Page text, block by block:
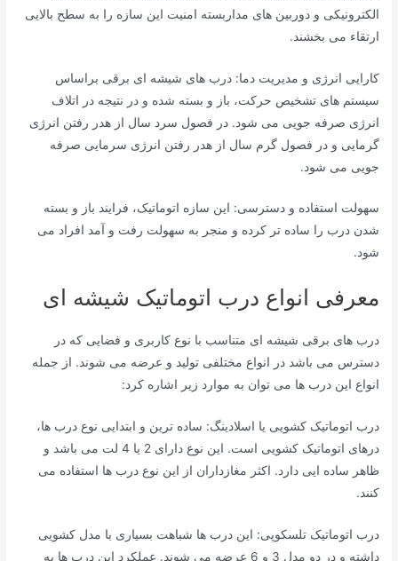
الکترونیکی و دوربین های مداربسته امنیت این سازه را به سطح بالایی
ارتقاء می بخشند.
کارایی انرژی و مدیریت دما: درب های شیشه ای برقی براساس
سیستم های تشخیص حرکت، باز و بسته شده و در نتیجه در اتلاف
انرژی صرفه جویی می شود. در فصول سرد سال از هدر رفتن انرژی
گرمایی و در فصول گرم سال از هدر رفتن انرژی سرمایی صرفه
جویی می شود.
سهولت استفاده و دسترسی: این سازه اتوماتیک، فرایند باز و بسته
شدن درب را ساده تر کرده و منجر به سهولت رفت و آمد افراد می
شود.
معرفی انواع درب اتوماتیک شیشه ای
درب های برقی شیشه ای متناسب با نوع کاربری و فضایی که در
دسترس می باشد در انواع مختلفی تولید و عرضه می شوند. از جمله
انواع این درب ها می توان به موارد زیر اشاره کرد:
درب اتوماتیک کشویی یا اسلادینگ: ساده ترین و ابتدایی نوع درب ها،
درهای اتوماتیک کشویی است. این نوع دارای 2 یا 4 لت می باشد و
ظاهر ساده ایی دارد. اکثر مغازداران از این نوع درب ها استفاده می
کنند.
درب اتوماتیک تلسکوپی: این درب ها شباهت بسیاری با مدل کشویی
داشته و در دو مدل 3 و 6 عرضه می شوند. عملکرد این درب ها به